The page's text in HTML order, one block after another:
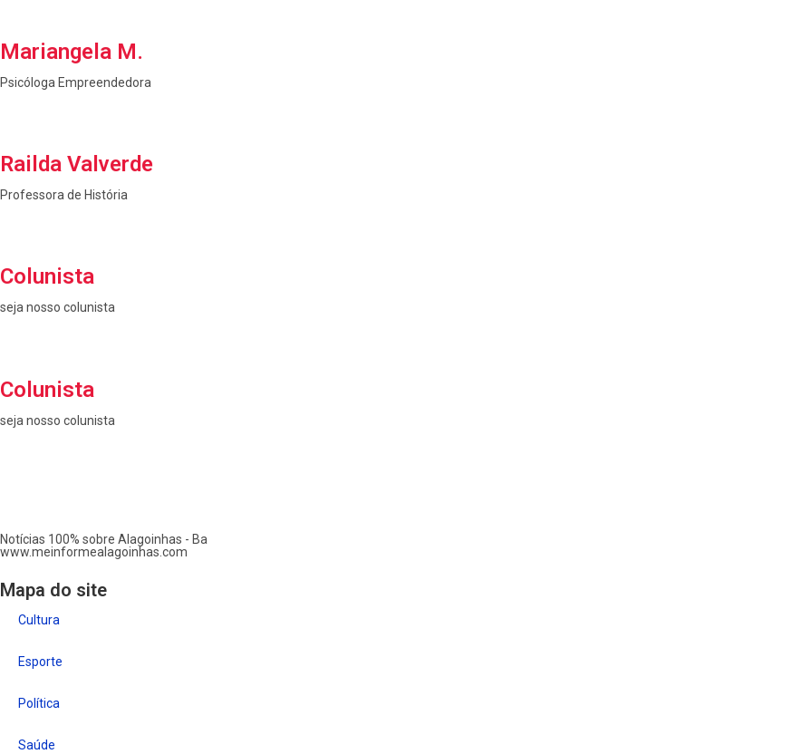
Mariangela M.
Psicóloga Empreendedora
Railda Valverde
Professora de História
Colunista
seja nosso colunista
Colunista
seja nosso colunista
Notícias 100% sobre Alagoinhas - Ba
www.meinformealagoinhas.com
Mapa do site
Cultura
Esporte
Política
Saúde